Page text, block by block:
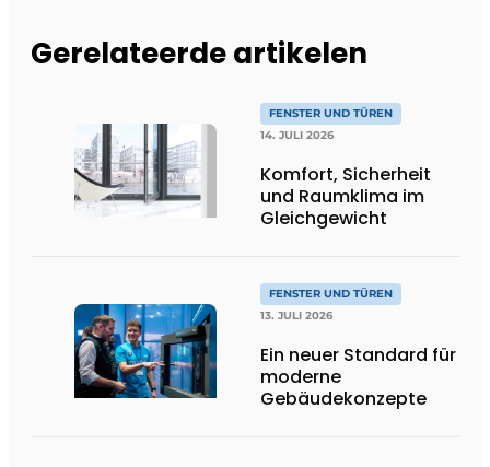
Gerelateerde artikelen
FENSTER UND TÜREN
14. JULI 2026
Komfort, Sicherheit
und Raumklima im
Gleichgewicht
FENSTER UND TÜREN
13. JULI 2026
Ein neuer Standard für
moderne
Gebäudekonzepte